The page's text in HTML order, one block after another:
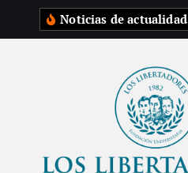
Noticias de actualidad